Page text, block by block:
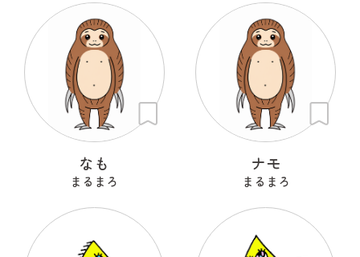
なも
まるまろ
ナモ
まるまろ